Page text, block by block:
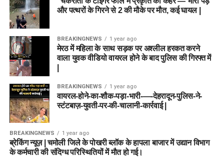
और पत्थरों के गिरने से 2 की मौके पर मौत, कई घायल |
BREAKINGNEWS 1 year ago
मेरठ में महिला के साथ सड़क पर अश्लील हरकत करने
वाला युवक वीडियो वायरल होने के बाद पुलिस की गिरफ्त में
BREAKINGNEWS 1 year ago
वायरल-होने-का-शौक-पड़ा-भारी-—-देहरादून-पुलिस-ने-
स्टंटबाज़-युवती-पर-की-चालानी-कार्रवाई |
BREAKINGNEWS 1 year ago
ब्रेकिंग न्यूज़ | चमोली जिले के पोखरी ब्लॉक के हापला बाजार में उद्यान विभाग
के कर्मचारी की संदिग्ध परिस्थितियों में मौत हो गई।